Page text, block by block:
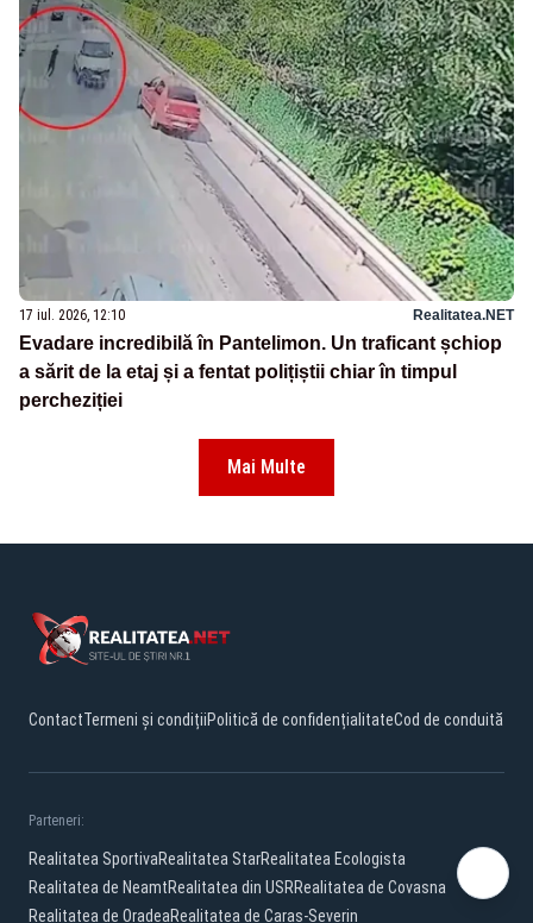
17 iul. 2026, 12:10 Realitatea.NET
Evadare incredibilă în Pantelimon. Un traficant șchiop
a sărit de la etaj și a fentat polițiștii chiar în timpul
percheziției
Mai Multe
ContactTermeni și condițiiPolitică de confidențialitateCod de conduită
Parteneri:
Realitatea SportivaRealitatea StarRealitatea Ecologista
Realitatea de NeamtRealitatea din USRRealitatea de Covasna
Realitatea de OradeaRealitatea de Caras-Severin